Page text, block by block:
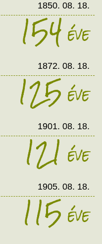
1850. 08. 18.
154éve
1872. 08. 18.
125éve
1901. 08. 18.
121éve
1905. 08. 18.
115éve